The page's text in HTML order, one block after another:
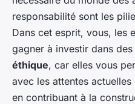
responsabilité sont les
Dans cet esprit, vous, les
gagner à investir dans
éthique, car elles vous
avec les attentes
en contribuant à la